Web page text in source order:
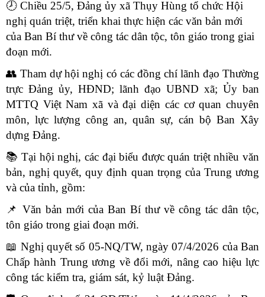
🕗 Chiều 25/5, Đảng ủy xã Thụy Hùng tổ chức Hội
nghị quán triệt, triển khai thực hiện các văn bản mới
của Ban Bí thư về công tác dân tộc, tôn giáo trong giai
đoạn mới.
👥 Tham dự hội nghị có các đồng chí lãnh đạo Thường
trực Đảng ủy, HĐND; lãnh đạo UBND xã; Ủy ban
MTTQ Việt Nam xã và đại diện các cơ quan chuyên
môn, lực lượng công an, quân sự, cán bộ Ban Xây
dựng Đảng.
📚 Tại hội nghị, các đại biểu được quán triệt nhiều văn
bản, nghị quyết, quy định quan trọng của Trung ương
và của tỉnh, gồm:
📌 Văn bản mới của Ban Bí thư về công tác dân tộc,
tôn giáo trong giai đoạn mới.
📖 Nghị quyết số 05-NQ/TW, ngày 07/4/2026 của Ban
Chấp hành Trung ương về đổi mới, nâng cao hiệu lực
công tác kiểm tra, giám sát, kỷ luật Đảng.